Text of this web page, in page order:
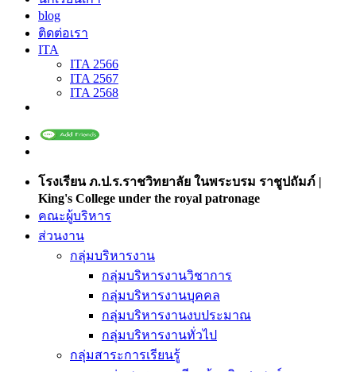
blog
ติดต่อเรา
ITA
ITA 2566
ITA 2567
ITA 2568
โรงเรียน ภ.ป.ร.ราชวิทยาลัย ในพระบรม ราชูปถัมภ์ |
King's College under the royal patronage
คณะผู้บริหาร
ส่วนงาน
กลุ่มบริหารงาน
กลุ่มบริหารงานวิชาการ
กลุ่มบริหารงานบุคคล
กลุ่มบริหารงานงบประมาณ
กลุ่มบริหารงานทั่วไป
กลุ่มสาระการเรียนรู้